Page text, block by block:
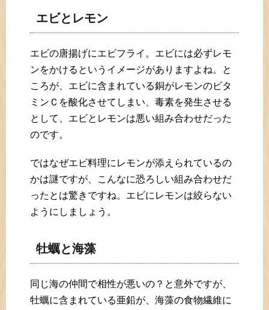
エビとレモン
エビの唐揚げにエビフライ。エビには必ずレモ
ンをかけるというイメージがありますよね。と
ころが、エビに含まれている銅がレモンのビタ
ミンＣを酸化させてしまい、毒素を発生させる
として、エビとレモンは悪い組み合わせだった
のです。
ではなぜエビ料理にレモンが添えられているの
かは謎ですが、こんなに恐ろしい組み合わせだ
ったとは驚きですね。エビにレモンは絞らない
ようにしましょう。
牡蠣と海藻
同じ海の仲間で相性が悪いの？と意外ですが、
牡蠣に含まれている亜鉛が、海藻の食物繊維に